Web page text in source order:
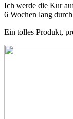
Ich werde die Kur
6 Wochen lang
Ein tolles Produkt,